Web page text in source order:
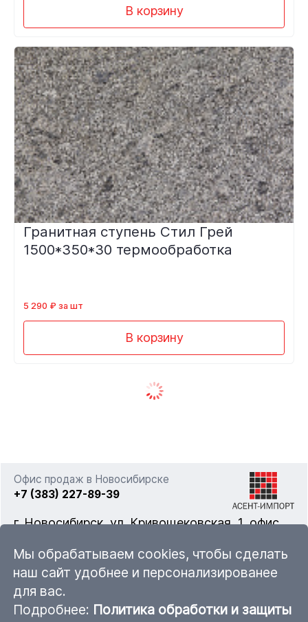
В корзину
Гранитная ступень Стил Грей
1500*350*30 термообработка
5 290 ₽ за шт
В корзину
Офис продаж в Новосибирске
+7 (383) 227-89-39
г. Новосибирск, ул. Кривощековская, 1, офис
nsk@ascent-import.ru
Карта каталога продукции
Мы обрабатываем cookies, чтобы сделать
наш сайт удобнее и персонализированее
для вас.
Подробнее: Политика обработки и защиты